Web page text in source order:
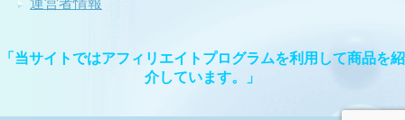
運営者情報
「当サイトではアフィリエイトプログラムを利用して商品を紹
介しています。」